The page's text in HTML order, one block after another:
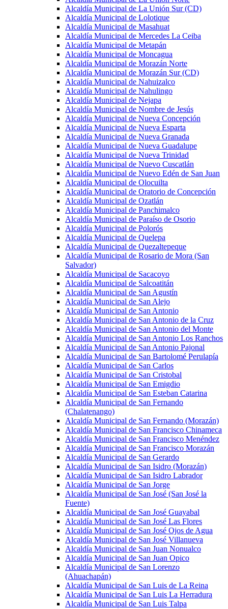
Alcaldía Municipal de La Unión Sur (CD)
Alcaldía Municipal de Lolotique
Alcaldía Municipal de Masahuat
Alcaldía Municipal de Mercedes La Ceiba
Alcaldía Municipal de Metapán
Alcaldía Municipal de Moncagua
Alcaldía Municipal de Morazán Norte
Alcaldía Municipal de Morazán Sur (CD)
Alcaldía Municipal de Nahuizalco
Alcaldía Municipal de Nahulingo
Alcaldía Municipal de Nejapa
Alcaldía Municipal de Nombre de Jesús
Alcaldía Municipal de Nueva Concepción
Alcaldía Municipal de Nueva Esparta
Alcaldía Municipal de Nueva Granada
Alcaldía Municipal de Nueva Guadalupe
Alcaldía Municipal de Nueva Trinidad
Alcaldía Municipal de Nuevo Cuscatlán
Alcaldía Municipal de Nuevo Edén de San Juan
Alcaldía Municipal de Olocuilta
Alcaldía Municipal de Oratorio de Concepción
Alcaldía Municipal de Ozatlán
Alcaldía Municipal de Panchimalco
Alcaldía Municipal de Paraíso de Osorio
Alcaldía Municipal de Polorós
Alcaldía Municipal de Quelepa
Alcaldía Municipal de Quezaltepeque
Alcaldía Municipal de Rosario de Mora (San
Salvador)
Alcaldía Municipal de Sacacoyo
Alcaldía Municipal de Salcoatitán
Alcaldía Municipal de San Agustín
Alcaldía Municipal de San Alejo
Alcaldía Municipal de San Antonio
Alcaldía Municipal de San Antonio de la Cruz
Alcaldía Municipal de San Antonio del Monte
Alcaldía Municipal de San Antonio Los Ranchos
Alcaldía Municipal de San Antonio Pajonal
Alcaldía Municipal de San Bartolomé Perulapía
Alcaldía Municipal de San Carlos
Alcaldía Municipal de San Cristobal
Alcaldía Municipal de San Emigdio
Alcaldía Municipal de San Esteban Catarina
Alcaldía Municipal de San Fernando
(Chalatenango)
Alcaldía Municipal de San Fernando (Morazán)
Alcaldía Municipal de San Francisco Chinameca
Alcaldía Municipal de San Francisco Menéndez
Alcaldía Municipal de San Francisco Morazán
Alcaldía Municipal de San Gerardo
Alcaldía Municipal de San Isidro (Morazán)
Alcaldía Municipal de San Isidro Labrador
Alcaldía Municipal de San Jorge
Alcaldía Municipal de San José (San José la
Fuente)
Alcaldía Municipal de San José Guayabal
Alcaldía Municipal de San José Las Flores
Alcaldía Municipal de San José Ojos de Agua
Alcaldía Municipal de San José Villanueva
Alcaldía Municipal de San Juan Nonualco
Alcaldía Municipal de San Juan Opico
Alcaldía Municipal de San Lorenzo
(Ahuachapán)
Alcaldía Municipal de San Luis de La Reina
Alcaldía Municipal de San Luis La Herradura
Alcaldía Municipal de San Luis Talpa